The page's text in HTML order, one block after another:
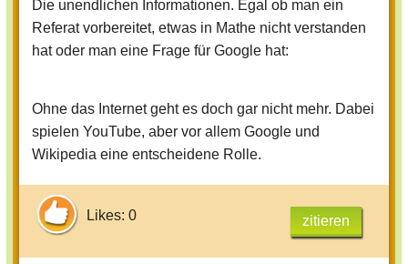
Die unendlichen Informationen. Egal ob man ein
Referat vorbereitet, etwas in Mathe nicht verstanden
hat oder man eine Frage für Google hat:
Ohne das Internet geht es doch gar nicht mehr. Dabei
spielen YouTube, aber vor allem Google und
Wikipedia eine entscheidene Rolle.
Likes: 0 zitieren